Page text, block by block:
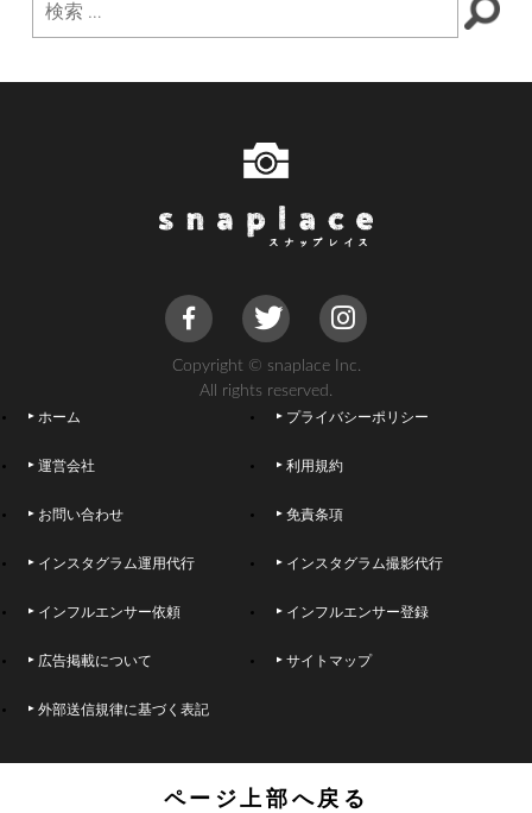
Copyright © snaplace Inc.
All rights reserved.
ホーム プライバシーポリシー
運営会社 利用規約
お問い合わせ 免責条項
インスタグラム運用代行 インスタグラム撮影代行
インフルエンサー依頼 インフルエンサー登録
広告掲載について サイトマップ
外部送信規律に基づく表記
ページ上部へ戻る